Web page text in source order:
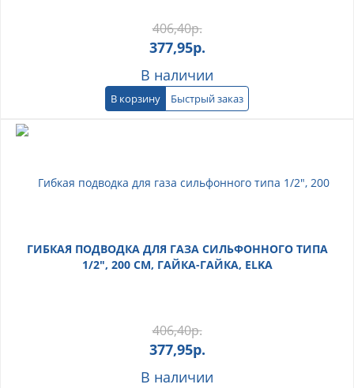
406,40р.
377,95р.
В наличии
В корзину Быстрый заказ
ГИБКАЯ ПОДВОДКА ДЛЯ ГАЗА СИЛЬФОННОГО ТИПА
1/2", 200 СМ, ГАЙКА-ГАЙКА, ELKA
406,40р.
377,95р.
В наличии